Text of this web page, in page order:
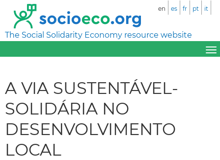
The Social Solidarity Economy resource website
en es fr pt it
A VIA SUSTENTÁVEL-
SOLIDÁRIA NO
DESENVOLVIMENTO
LOCAL